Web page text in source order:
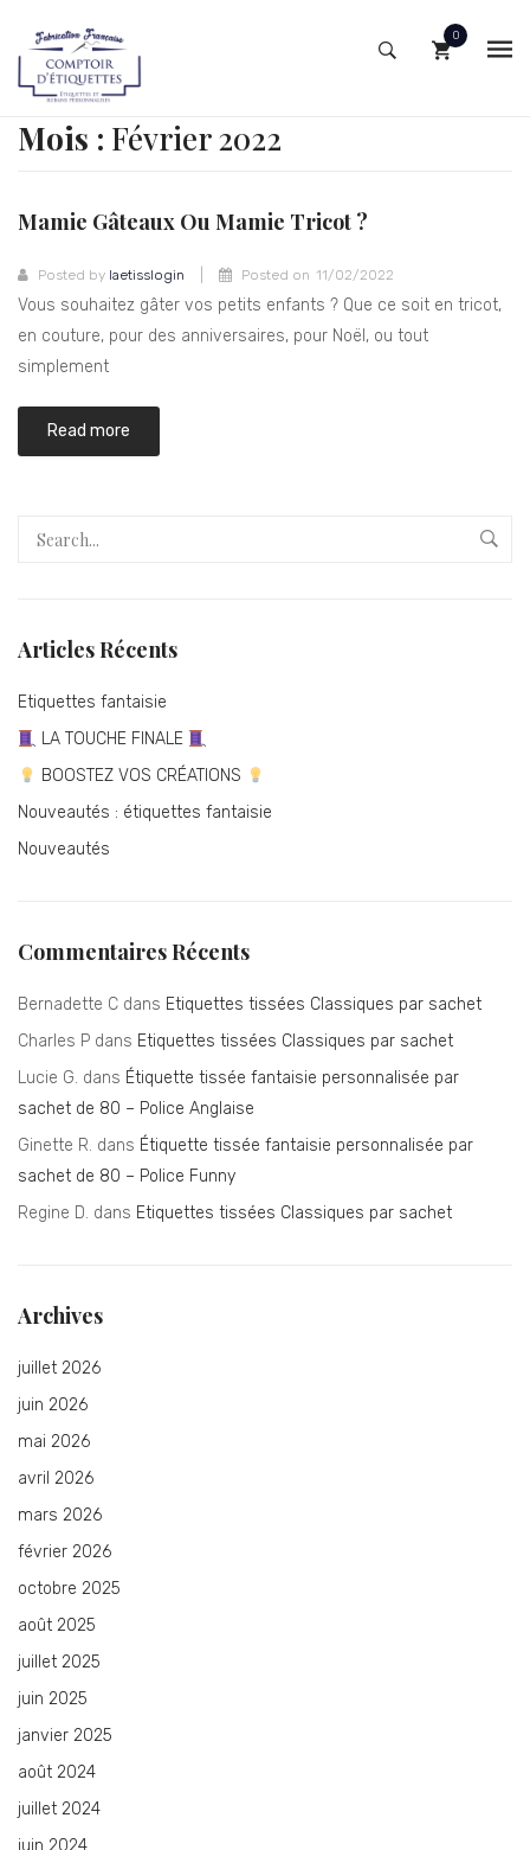
0
MON COMPTE
Etiquette fantaisie à votre texte
Etiquettes de taille
QUI SOMMES-NOUS ?
CONTACT
Mois : Février 2022
Mamie Gâteaux Ou Mamie Tricot ?
Posted by laetisslogin Posted on 11/02/2022
Vous souhaitez gâter vos petits enfants ? Que ce soit en tricot,
en couture, pour des anniversaires, pour Noël, ou tout
simplement
Read more
Articles Récents
Etiquettes fantaisie
LA TOUCHE FINALE
BOOSTEZ VOS CRÉATIONS
Nouveautés : étiquettes fantaisie
Nouveautés
Commentaires Récents
Bernadette C dans Etiquettes tissées Classiques par sachet
Charles P dans Etiquettes tissées Classiques par sachet
Lucie G. dans Étiquette tissée fantaisie personnalisée par
sachet de 80 – Police Anglaise
Ginette R. dans Étiquette tissée fantaisie personnalisée par
sachet de 80 – Police Funny
Regine D. dans Etiquettes tissées Classiques par sachet
Archives
juillet 2026
juin 2026
mai 2026
avril 2026
mars 2026
février 2026
octobre 2025
août 2025
juillet 2025
juin 2025
janvier 2025
août 2024
juillet 2024